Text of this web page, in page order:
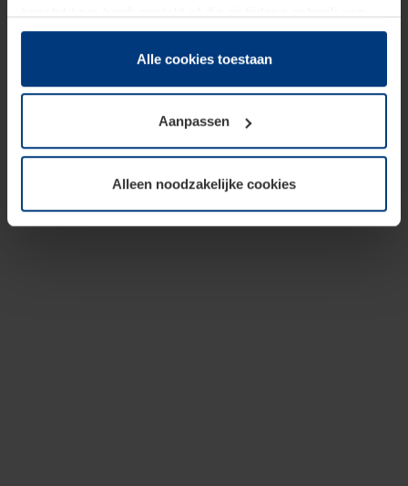
hun diensten hebben verzameld.
Juridisch hebben wij het recht om cookies op uw
van deze pagina's absoluut vereist is. Voor alle andere
soorten cookies is uw toestemming benodigd. Uw
toestemming kunt u op elk moment bij de uitleg van de
wijzigen of herroepen.
Alle cookies toestaan
Aanpassen
Alleen noodzakelijke cookies